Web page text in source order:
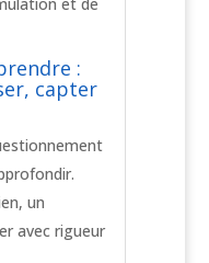
:
capter
un
avec rigueur